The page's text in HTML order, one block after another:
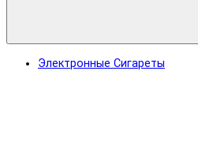
Электронные Сигареты